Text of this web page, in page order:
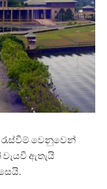
රැස්වීම් වෙනුවෙන්
ඇතැයි